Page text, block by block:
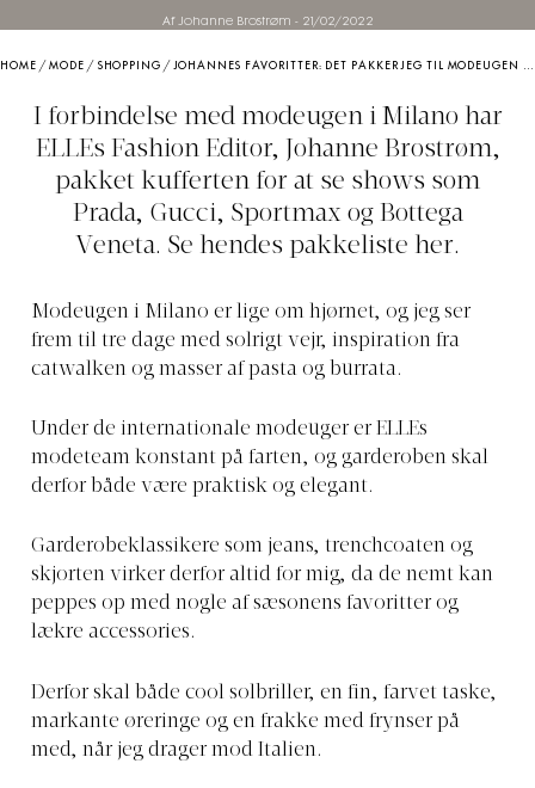
Af Johanne Brostrøm - 21/02/2022
HOME /MODE / SHOPPING / JOHANNES FAVORITTER: DET PAKKER JEG TIL MODEUGEN I MILANO
I forbindelse med modeugen i Milano har
ELLEs Fashion Editor, Johanne Brostrøm,
pakket kufferten for at se shows som
Prada, Gucci, Sportmax og Bottega
Veneta. Se hendes pakkeliste her.
Modeugen i Milano er lige om hjørnet, og jeg ser
frem til tre dage med solrigt vejr, inspiration fra
catwalken og masser af pasta og burrata.
Under de internationale modeuger er ELLEs
modeteam konstant på farten, og garderoben skal
derfor både være praktisk og elegant.
Garderobeklassikere som jeans, trenchcoaten og
skjorten virker derfor altid for mig, da de nemt kan
peppes op med nogle af sæsonens favoritter og
lækre accessories.
Derfor skal både cool solbriller, en fin, farvet taske,
markante øreringe og en frakke med frynser på
med, når jeg drager mod Italien.